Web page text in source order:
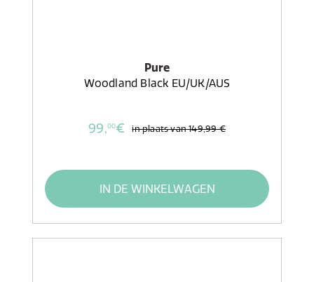
Pure
Woodland Black EU/UK/AUS
99,00€ in plaats van149,99 €
IN DE WINKELWAGEN